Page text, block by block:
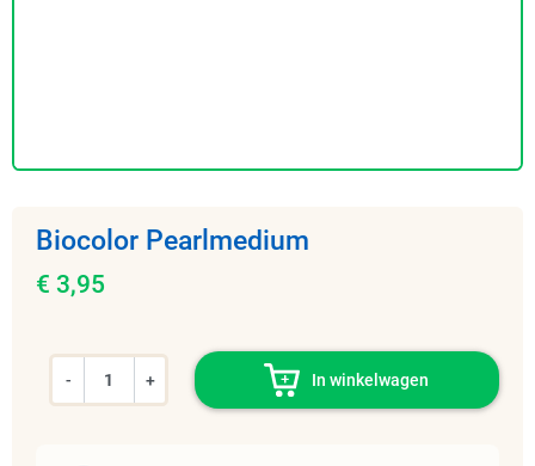
Biocolor Pearlmedium
€ 3,95
- + In winkelwagen